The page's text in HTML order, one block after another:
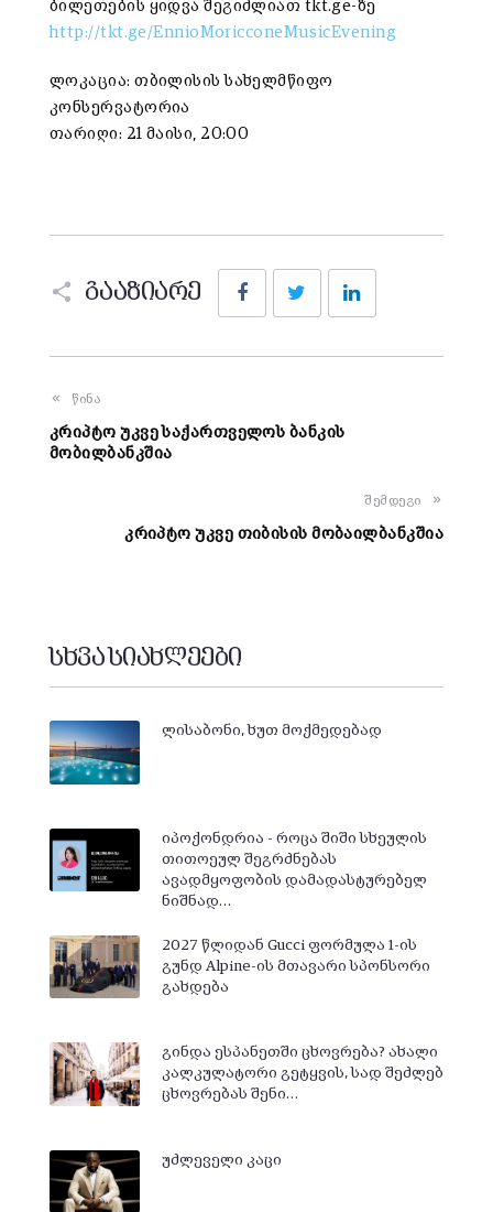
ბილეთების ყიდვა შეგიძლიათ tkt.ge-ზე
http://tkt.ge/EnnioMoricconeMusicEvening
ლოკაცია: თბილისის სახელმწიფო
კონსერვატორია
თარიღი: 21 მაისი, 20:00
გააზიარე
FacebookTwitter
წინა
კრიპტო უკვე საქართველოს ბანკის
მობილბანკშია
შემდეგი
კრიპტო უკვე თიბისის მობაილბანკშია
სხვა სიახლეები
ლისაბონი, ხუთ მოქმედებად
იპოქონდრია - როცა შიში სხეულის
თითოეულ შეგრძნებას
ავადმყოფობის დამადასტურებელ
ნიშნად…
2027 წლიდან Gucci ფორმულა 1-ის
გუნდ Alpine-ის მთავარი სპონსორი
გახდება
გინდა ესპანეთში ცხოვრება? ახალი
კალკულატორი გეტყვის, სად შეძლებ
ცხოვრებას შენი…
უძლეველი კაცი